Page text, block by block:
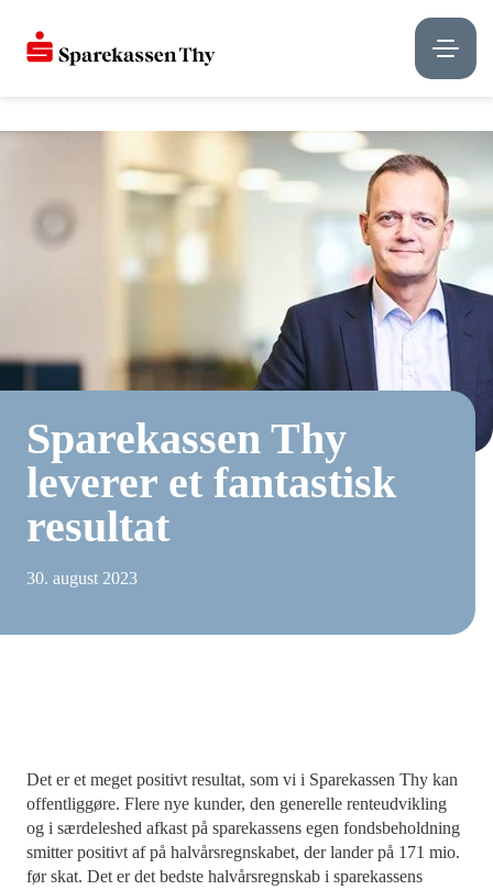
Sparekassen Thy
leverer et fantastisk
resultat
30. august 2023
Det er et meget positivt resultat, som vi i Sparekassen Thy kan
offentliggøre. Flere nye kunder, den generelle renteudvikling
og i særdeleshed afkast på sparekassens egen fondsbeholdning
smitter positivt af på halvårsregnskabet, der lander på 171 mio.
før skat. Det er det bedste halvårsregnskab i sparekassens